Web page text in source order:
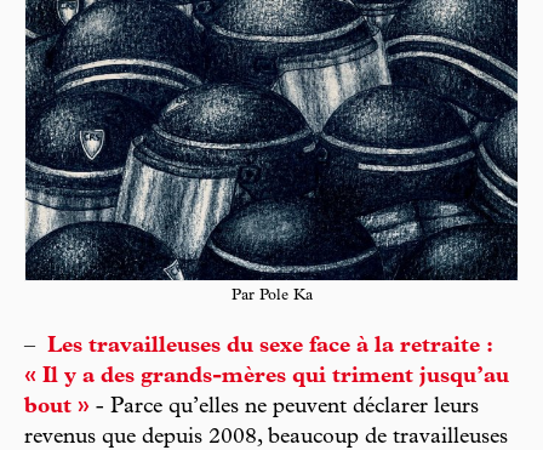
Par Pole Ka
– Les travailleuses du sexe face à la retraite :
« Il y a des grands-mères qui triment jusqu’au
bout » - Parce qu’elles ne peuvent déclarer leurs
revenus que depuis 2008, beaucoup de travailleuses